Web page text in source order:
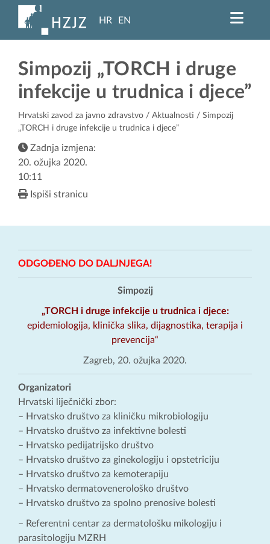
HR EN
Simpozij „TORCH i druge
infekcije u trudnica i djece”
Hrvatski zavod za javno zdravstvo / Aktualnosti / Simpozij
„TORCH i druge infekcije u trudnica i djece”
Zadnja izmjena:
20. ožujka 2020.
10:11
Ispiši stranicu
ODGOĐENO DO DALJNJEGA!
Simpozij
„TORCH i druge infekcije u trudnica i djece:
epidemiologija, klinička slika, dijagnostika, terapija i
prevencija“
Zagreb, 20. ožujka 2020.
Organizatori
Hrvatski liječnički zbor:
– Hrvatsko društvo za kliničku mikrobiologiju
– Hrvatsko društvo za infektivne bolesti
– Hrvatsko pedijatrijsko društvo
– Hrvatsko društvo za ginekologiju i opstetriciju
– Hrvatsko društvo za kemoterapiju
– Hrvatsko dermatovenerološko društvo
– Hrvatsko društvo za spolno prenosive bolesti
– Referentni centar za dermatološku mikologiju i
parasitologiju MZRH